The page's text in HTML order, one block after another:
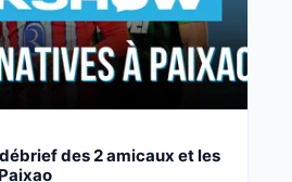
des 2 amicaux et les